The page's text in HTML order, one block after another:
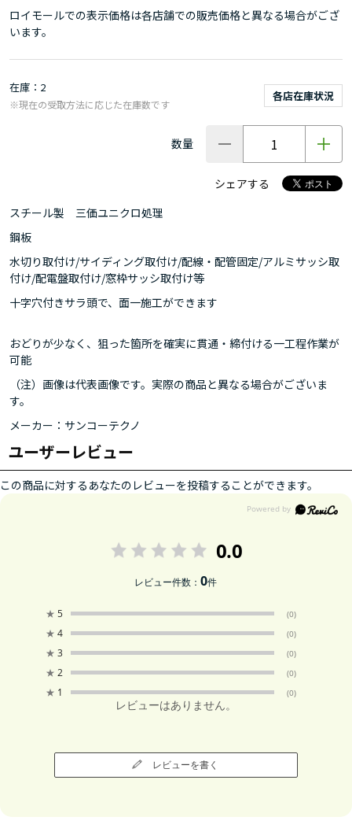
ロイモールでの表示価格は各店舗での販売価格と異なる場合がござ
います。
在庫 2
各店在庫状況
※現在の受取方法に応じた在庫数です
数量
シェアする
スチール製 三価ユニクロ処理
鋼板
水切り取付け/サイディング取付け/配線・配管固定/アルミサッシ取
付け/配電盤取付け/窓枠サッシ取付け等
十字穴付きサラ頭で、面一施工ができます
おどりが少なく、狙った箇所を確実に貫通・締付ける一工程作業が
可能
（注）画像は代表画像です。実際の商品と異なる場合がございま
す。
メーカー：サンコーテクノ
ユーザーレビュー
この商品に対するあなたのレビューを投稿することができます。
0.0
レビュー件数：0件
★ 5 (0)
★ 4 (0)
★ 3 (0)
★ 2 (0)
★ 1 (0)
レビューはありません。
レビューを書く